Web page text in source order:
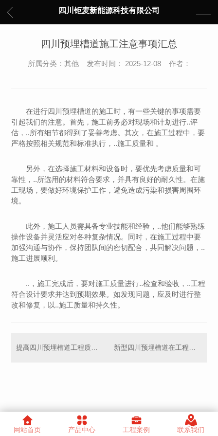
四川钜麦新能源科技有限公司
四川预埋槽道施工注意事项汇总
所属分类：其他 发布时间： 2025-12-08 作者：
在进行四川预埋槽道的施工时，有一些关键的事项需要
引起我们的注意。首先，施工前务必对现场和计划进行..评
估，..所有细节都得到了妥善考虑。其次，在施工过程中，要
严格按照相关规范和标准执行，..施工质量和 。
另外，在选择施工材料和设备时，要优先考虑质量和可
靠性，..所选用的材料符合要求，并具有良好的耐久性。在施
工现场，要做好环境保护工作，避免造成污染和损害周围环
境。
此外，施工人员需具备专业技能和经验，..他们能够熟练
操作设备并灵活应对各种复杂情况。同时，在施工过程中要
加强沟通与协作，保持团队间的密切配合，共同解决问题，..
施工进展顺利。
..，施工完成后，要对施工质量进行..检查和验收，..工程
符合设计要求并达到预期效果。如发现问题，应及时进行整
改和修复，以..施工质量和持久性。
网站首页 产品中心 工程案例 联系我们